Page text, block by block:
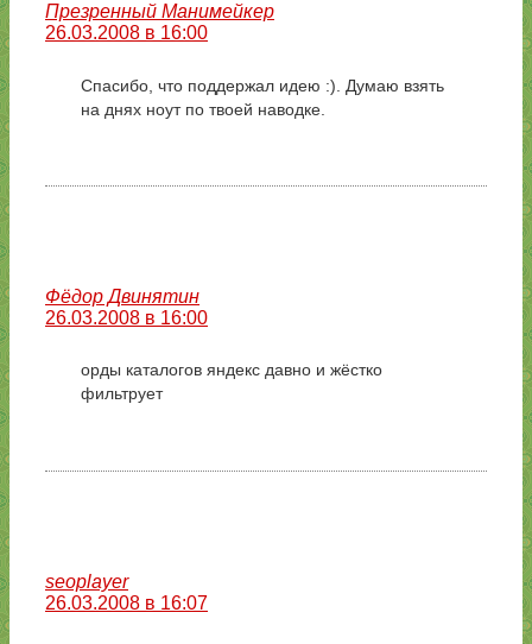
Презренный Манимейкер
26.03.2008 в 16:00
Спасибо, что поддержал идею :). Думаю взять
на днях ноут по твоей наводке.
Фёдор Двинятин
26.03.2008 в 16:00
орды каталогов яндекс давно и жёстко
фильтрует
seoplayer
26.03.2008 в 16:07